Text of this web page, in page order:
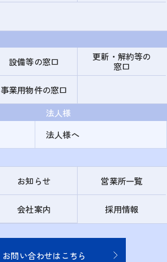
設備等の窓口
更新・解約等の
窓口
事業用物件の窓口
法人様
法人様へ
お知らせ 営業所一覧
会社案内 採用情報
お問い合わせはこちら